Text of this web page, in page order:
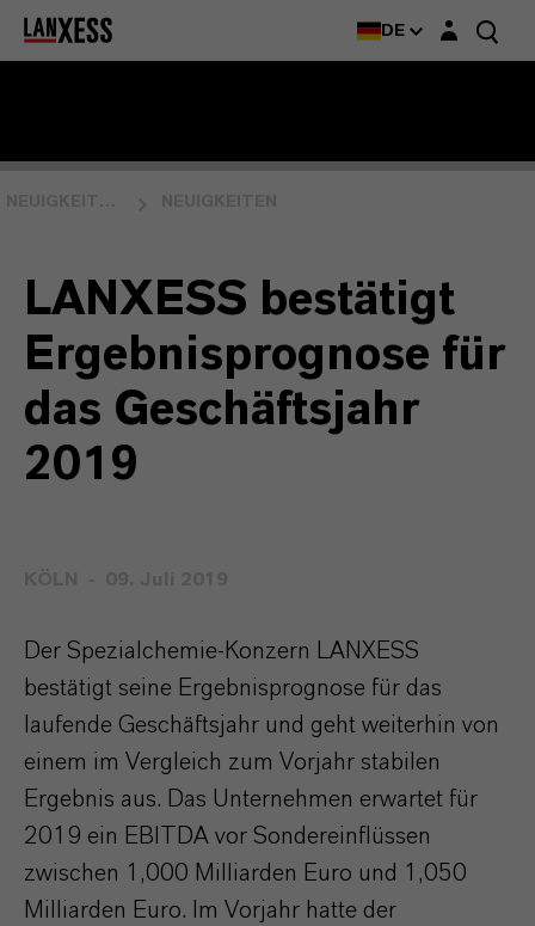
DE Login-Maske
LANXESS bestätigt
Ergebnisprognose für
das Geschäftsjahr
2019
Der Spezialchemie-Konzern LANXESS
bestätigt seine Ergebnisprognose für das
laufende Geschäftsjahr und geht weiterhin von
einem im Vergleich zum Vorjahr stabilen
Ergebnis aus. Das Unternehmen erwartet für
2019 ein EBITDA vor Sondereinflüssen
zwischen 1,000 Milliarden Euro und 1,050
Milliarden Euro. Im Vorjahr hatte der